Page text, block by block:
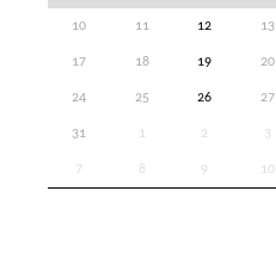
10 11 12 13
17 18 19 20
24 25 26 27
31 1 2 3
7 8 9 10